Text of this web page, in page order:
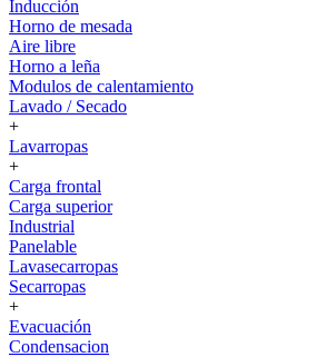
Inducción
Horno de mesada
Aire libre
Horno a leña
Modulos de calentamiento
Lavado / Secado
+
Lavarropas
+
Carga frontal
Carga superior
Industrial
Panelable
Lavasecarropas
Secarropas
+
Evacuación
Condensacion